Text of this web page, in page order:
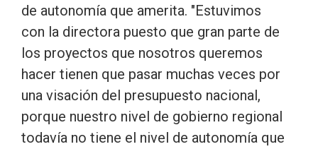
de autonomía que amerita. "Estuvimos
con la directora puesto que gran parte de
los proyectos que nosotros queremos
hacer tienen que pasar muchas veces por
una visación del presupuesto nacional,
porque nuestro nivel de gobierno regional
todavía no tiene el nivel de autonomía que